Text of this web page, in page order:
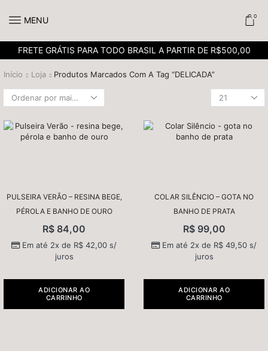
MENU 0
FRETE GRÁTIS PARA TODO BRASIL A PARTIR DE R$500,00
Início Loja Produtos Marcados Com A Tag “DELICADA”
PULSEIRA VERÃO – RESINA BEGE,
PÉROLA E BANHO DE OURO
R$ 84,00
Em até 2x de R$ 42,00 s/
juros
ADICIONAR AO
CARRINHO
COLAR SILÊNCIO – GOTA NO
BANHO DE PRATA
R$99,00
Em até 2x de R$ 49,50 s/
juros
ADICIONAR AO
CARRINHO